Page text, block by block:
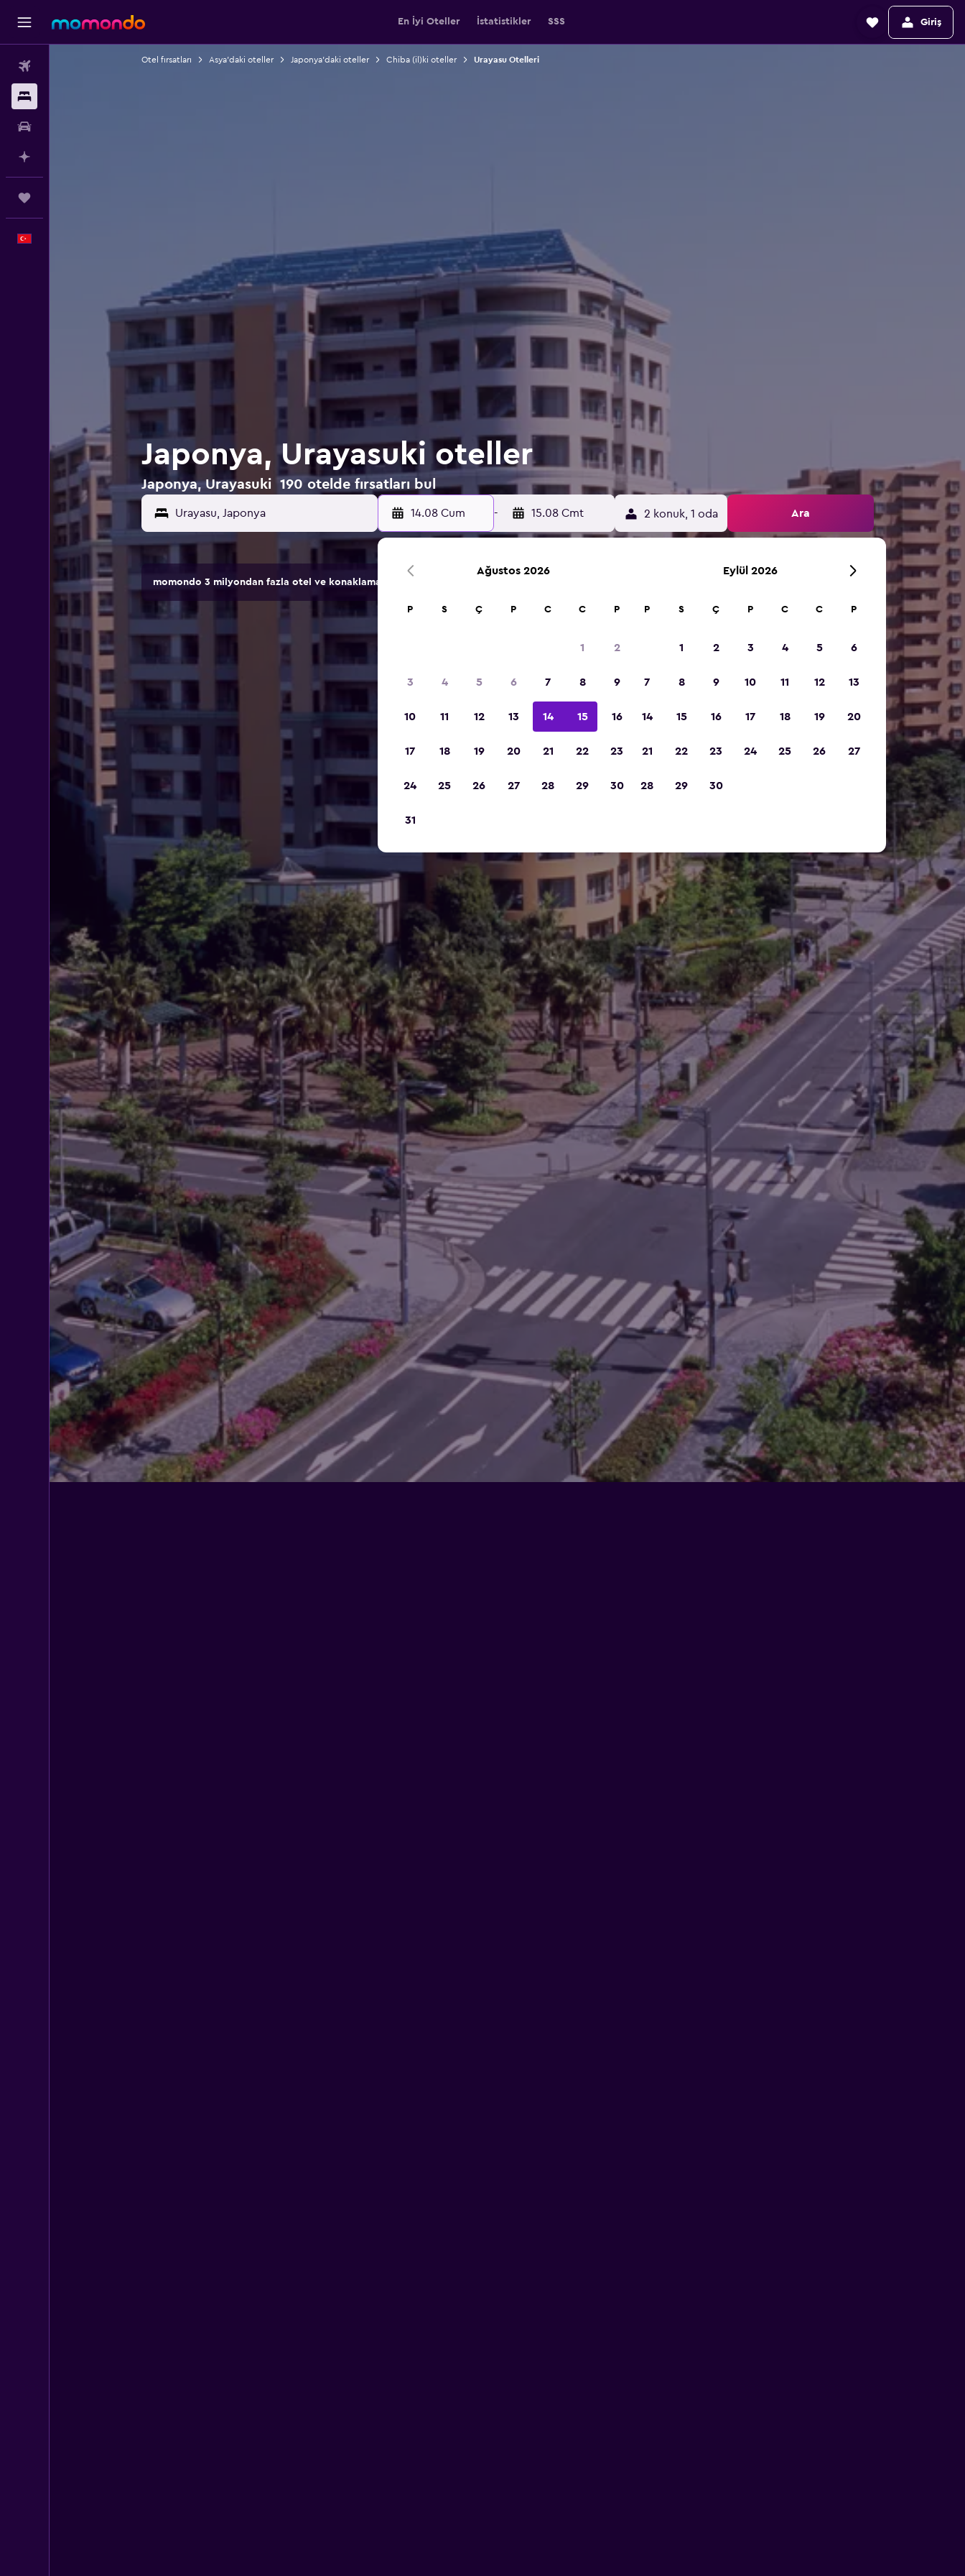
En İyi Oteller İstatistikler SSS Giriş
Otel fırsatları Asya'daki oteller Japonya'daki oteller Chiba (il)ki oteller Urayasu Otelleri
Japonya, Urayasuki oteller
Japonya, Urayasuki 190 otelde fırsatları bul
Urayasu, Japonya 14.08 Cum - 15.08 Cmt 2 konuk, 1 oda Ara
momondo 3 milyondan fazla otel ve konaklama seçeneğini karşılaştırır.
Ağustos 2026
P S Ç P C C P
1 2
3 4 5 6 7 8 9
10 11 12 13 14 15 16
17 18 19 20 21 22 23
24 25 26 27 28 29 30
31
Eylül 2026
P S Ç P C C P
1 2 3 4 5 6
7 8 9 10 11 12 13
14 15 16 17 18 19 20
21 22 23 24 25 26 27
28 29 30